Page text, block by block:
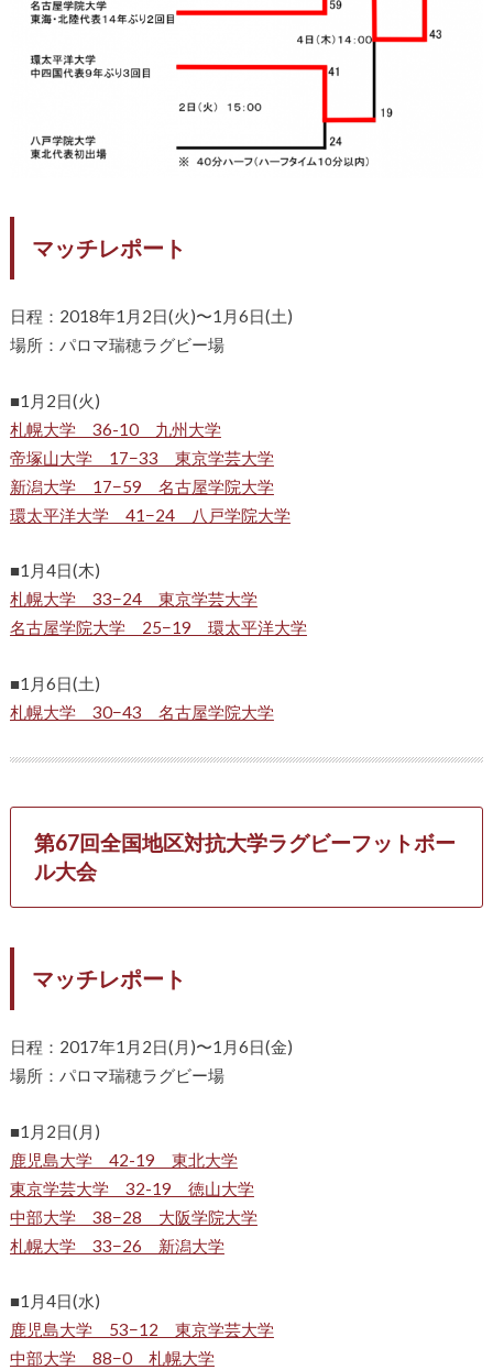
マッチレポート
日程：2018年1月2日(火)〜1月6日(土)
場所：パロマ瑞穂ラグビー場
■1月2日(火)
札幌大学 36-10 九州大学
帝塚山大学 17−33 東京学芸大学
新潟大学 17−59 名古屋学院大学
環太平洋大学 41−24 八戸学院大学
■1月4日(木)
札幌大学 33−24 東京学芸大学
名古屋学院大学 25−19 環太平洋大学
■1月6日(土)
札幌大学 30−43 名古屋学院大学
第67回全国地区対抗大学ラグビーフットボー
ル大会
マッチレポート
日程：2017年1月2日(月)〜1月6日(金)
場所：パロマ瑞穂ラグビー場
■1月2日(月)
鹿児島大学 42-19 東北大学
東京学芸大学 32-19 徳山大学
中部大学 38−28 大阪学院大学
札幌大学 33−26 新潟大学
■1月4日(水)
鹿児島大学 53−12 東京学芸大学
中部大学 88−0 札幌大学